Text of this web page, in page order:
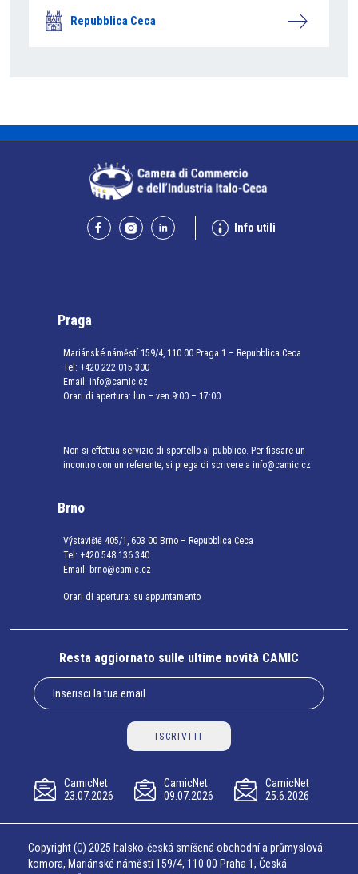
Repubblica Ceca
Info utili
Praga
Mariánské náměstí 159/4, 110 00 Praga 1 – Repubblica Ceca
Tel: +420 222 015 300
Email: info@camic.cz
Orari di apertura: lun – ven 9:00 – 17:00
Non si effettua servizio di sportello al pubblico. Per fissare un
incontro con un referente, si prega di scrivere a info@camic.cz
Brno
Výstaviště 405/1, 603 00 Brno – Repubblica Ceca
Tel: +420 548 136 340
Email: brno@camic.cz
Orari di apertura: su appuntamento
Resta aggiornato sulle ultime novità CAMIC
ISCRIVITI
CamicNet
23.07.2026
CamicNet
09.07.2026
CamicNet
25.6.2026
Copyright (C) 2025 Italsko-česká smíšená obchodní a průmyslová
komora, Mariánské náměstí 159/4, 110 00 Praha 1, Česká